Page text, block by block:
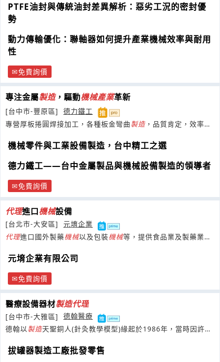
PTFE油封與傳統油封差異解析：惡劣工況的密封優
勢
動力傳輸優化：聯軸器如何提升產業機械效率與耐用
性
免費詢價
專注金屬製造，驅動機械產業革新
[台中市-豐原區]
德力鐵工
專營厚板捲圓焊接加工，各種板金彎曲製造 ，品質肯定，效率第
機械零件與工業設備製造，台中精工之選
德力鐵工——台中金屬製品與機械設備製造的領導者
免費詢價
代理進口機械設備
[台北市-大安區]
元堉企業
代理進口國外製藥機械以及包裝機械等，提供食品業及製藥業廠
元堉企業有限公司
免費詢價
醫療設備器材製造代理
[台中市-大雅區]
德翰醫療
德翰以製造天聖銅人(針灸教學模型)緣起於1986年，當時因許多
拔罐器製造工廠批發零售